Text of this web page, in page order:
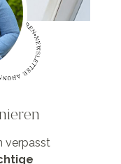
verpasst